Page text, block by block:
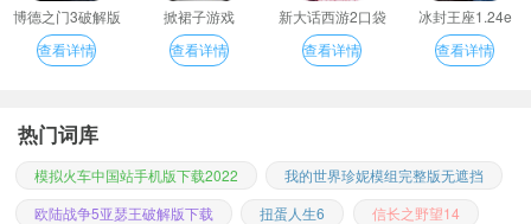
博德之门3破解版
查看详情
掀裙子游戏
查看详情
新大话西游2口袋
版
查看详情
冰封王座1.24e
查看详情
热门词库
模拟火车中国站手机版下载2022
我的世界珍妮模组完整版无遮挡
欧陆战争5亚瑟王破解版下载
扭蛋人生6
信长之野望14